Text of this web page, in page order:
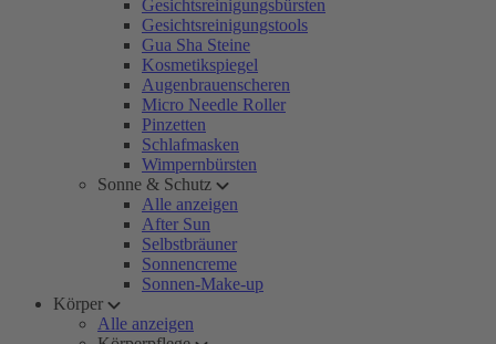
Gesichtsreinigungsbürsten
Gesichtsreinigungstools
Gua Sha Steine
Kosmetikspiegel
Augenbrauenscheren
Micro Needle Roller
Pinzetten
Schlafmasken
Wimpernbürsten
Sonne & Schutz
Alle anzeigen
After Sun
Selbstbräuner
Sonnencreme
Sonnen-Make-up
Körper
Alle anzeigen